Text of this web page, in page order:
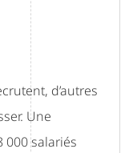
d’autres
Une
000 salariés